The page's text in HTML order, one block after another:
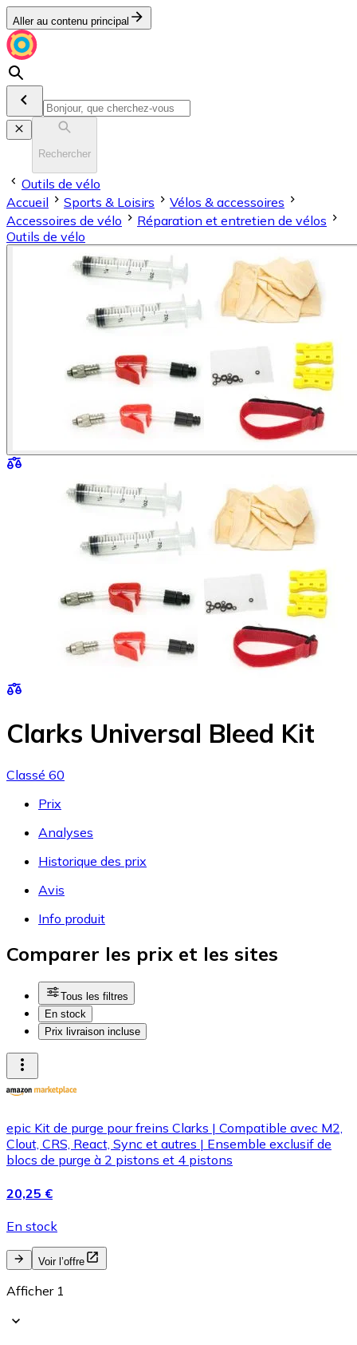
Aller au contenu principal
Rechercher
Outils de vélo
Accueil
Sports & Loisirs
Vélos & accessoires
Accessoires de vélo
Réparation et entretien de vélos
Outils de vélo
Clarks Universal Bleed Kit
Classé 60
Prix
Analyses
Historique des prix
Avis
Info produit
Comparer les prix et les sites
Tous les filtres
En stock
Prix livraison incluse
epic Kit de purge pour freins Clarks | Compatible avec M2,
Clout, CRS, React, Sync et autres | Ensemble exclusif de
blocs de purge à 2 pistons et 4 pistons
20,25 €
En stock
Voir l’offre
Afficher 1